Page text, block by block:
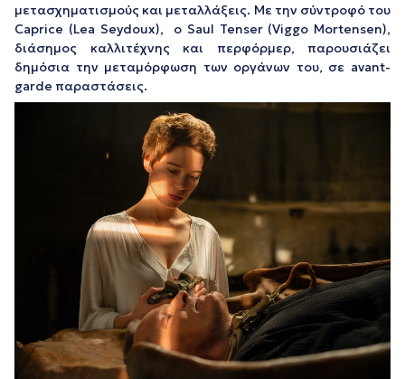
μετασχηματισμούς και μεταλλάξεις. Με την σύντροφό του
Caprice (Lea Seydoux), o Saul Tenser (Viggo Mortensen),
διάσημος καλλιτέχνης και περφόρμερ, παρουσιάζει
δημόσια την μεταμόρφωση των οργάνων του, σε avant-
garde παραστάσεις.